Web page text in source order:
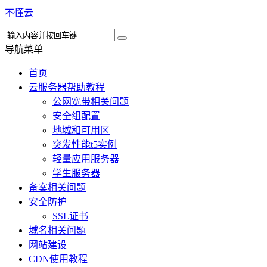
不懂云
导航菜单
首页
云服务器帮助教程
公网宽带相关问题
安全组配置
地域和可用区
突发性能t5实例
轻量应用服务器
学生服务器
备案相关问题
安全防护
SSL证书
域名相关问题
网站建设
CDN使用教程